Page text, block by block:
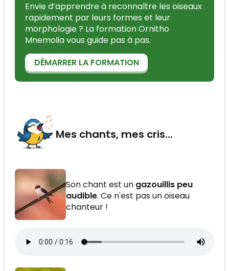
Envie d’apprendre à reconnaître les oiseaux
rapidement par leurs formes et leur
morphologie ? La formation Ornitho
Mnemolia vous guide pas à pas.
DÉMARRER LA FORMATION
Mes chants, mes cris...
Son chant est un gazouillis peu
audible. Ce n'est pas un oiseau
chanteur !